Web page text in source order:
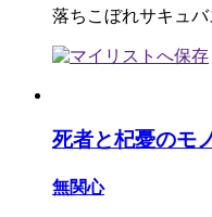
落ちこぼれサキュ
死者と杞憂のモ
無関心